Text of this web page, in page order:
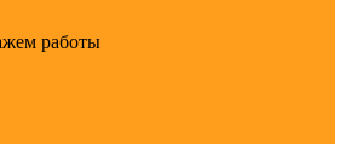
работы